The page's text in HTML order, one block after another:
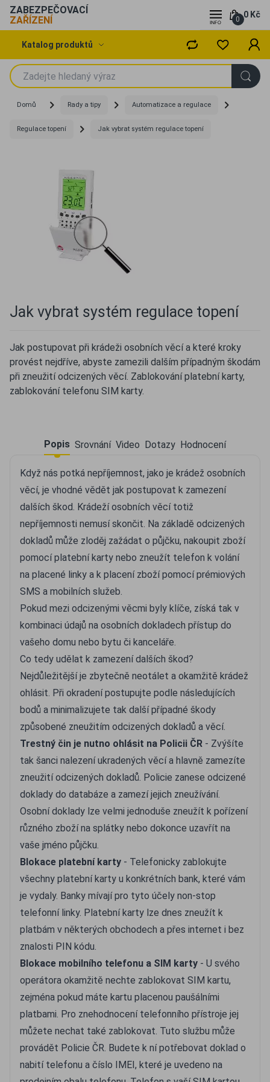
0 Kč
0
ZABEZPEČOVACÍ
ZAŘÍZENÍ
Katalog produktů
Domů Rady a tipy Automatizace a regulace
Regulace topení Jak vybrat systém regulace topení
Jak vybrat systém regulace topení
Jak postupovat při krádeži osobních věcí a které kroky
provést nejdříve, abyste zamezili dalším případným škodám
při zneužití odcizených věcí. Zablokování platební karty,
zablokování telefonu SIM karty.
Popis Srovnání Video Dotazy Hodnocení
Když nás potká nepříjemnost, jako je krádež osobních
věcí, je vhodné vědět jak postupovat k zamezení
dalších škod. Krádeží osobních věcí totiž
nepříjemnosti nemusí skončit. Na základě odcizených
dokladů může zloděj zažádat o půjčku, nakoupit zboží
pomocí platební karty nebo zneužít telefon k volání
na placené linky a k placení zboží pomocí prémiových
SMS a mobilních služeb.
Pokud mezi odcizenými věcmi byly klíče, získá tak v
kombinaci údajů na osobních dokladech přístup do
vašeho domu nebo bytu či kanceláře.
Co tedy udělat k zamezení dalších škod?
Nejdůležitější je zbytečně neotálet a okamžitě krádež
ohlásit. Při okradení postupujte podle následujících
bodů a minimalizujete tak další případné škody
způsobené zneužitím odcizených dokladů a věcí.
Trestný čin je nutno ohlásit na Policii ČR - Zvýšíte
tak šanci nalezení ukradených věcí a hlavně zamezíte
zneužití odcizených dokladů. Policie zanese odcizené
doklady do databáze a zamezí jejich zneužívání.
Osobní doklady lze velmi jednoduše zneužít k pořízení
různého zboží na splátky nebo dokonce uzavřít na
vaše jméno půjčku.
Blokace platební karty - Telefonicky zablokujte
všechny platební karty u konkrétních bank, které vám
je vydaly. Banky mívají pro tyto účely non-stop
telefonní linky. Platební karty lze dnes zneužít k
platbám v některých obchodech a přes internet i bez
znalosti PIN kódu.
Blokace mobilního telefonu a SIM karty - U svého
operátora okamžitě nechte zablokovat SIM kartu,
zejména pokud máte kartu placenou paušálními
platbami. Pro znehodnocení telefonního přístroje jej
můžete nechat také zablokovat. Tuto službu může
provádět Policie ČR. Budete k ní potřebovat doklad o
nabití telefonu a číslo IMEI, které je uvedeno na